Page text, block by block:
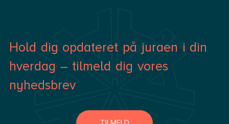
Hold dig opdateret på juraen i din
hverdag – tilmeld dig vores
nyhedsbrev